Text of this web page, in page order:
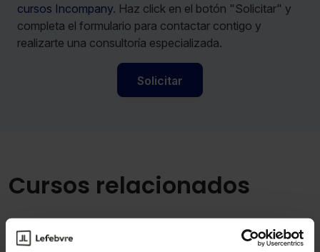
cursos Incompany. Haz click en el botón "Solicitar" y
completa el formulario para contactar contigo y
realizarte una consultoría especializada.
Solicitar
Cursos relacionados
Descubre cuáles son los cursos más demandados por
nuestros clientes de entre todos los que tenemos